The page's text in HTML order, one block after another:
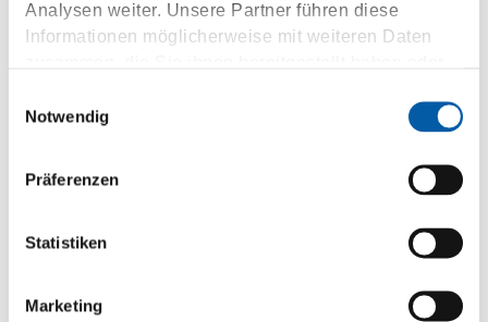
Analysen weiter. Unsere Partner führen diese
Informationen möglicherweise mit weiteren Daten
gesammelt haben.
Notwendig
Präferenzen
Statistiken
Marketing
den Schritten
Wir übernehmen gerne für Sie die Übertragung Ihrer Zolldokumente
an Portbase. Bei TSF ist die Übertragung/Anmeldung Ihrer
möglich. Stattdessen berechnen wir eine kleine Gebühr pro Antrag.